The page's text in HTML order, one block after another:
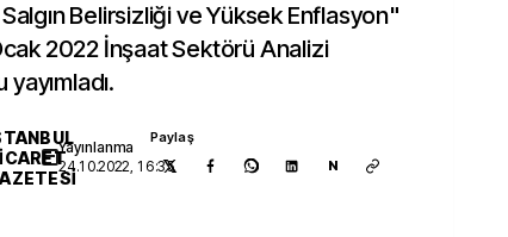
Belirsizliği ve Yüksek Enflasyon"
2022 İnşaat Sektörü Analizi
Yayınlanma
24.10.2022, 16:35
Paylaş
N